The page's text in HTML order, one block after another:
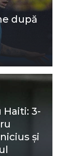
după
3-
și